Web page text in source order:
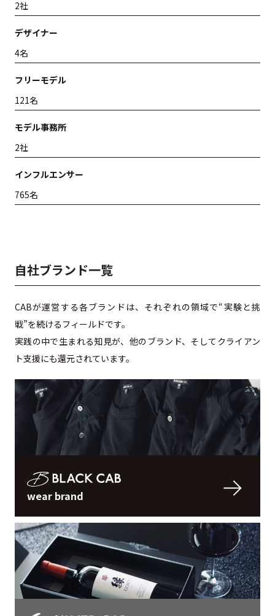
2社
デザイナー
4名
フリーモデル
121名
モデル事務所
2社
インフルエンサー
765名
自社ブランド一覧
CABが運営する各ブランドは、それぞれの領域で“実験と挑
戦”を続けるフィールドです。
実践の中で生まれる知見が、他のブランド、そしてクライアン
ト支援にも還元されています。
wear brand